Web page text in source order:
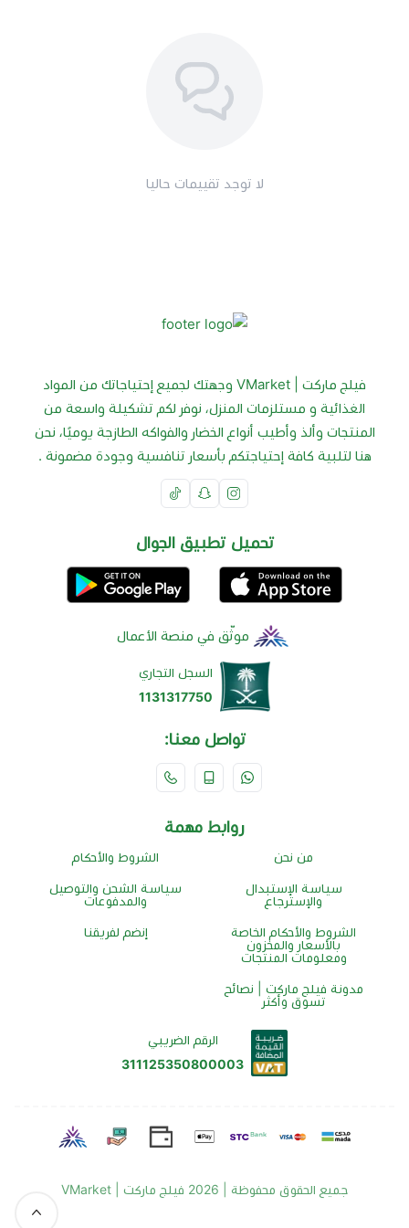
الغسالة حسب التعليمات للحصول على أفضل النتائج.
لا توجد تقييمات حاليا
فيلج ماركت | VMarket وجهتك لجميع إحتياجاتك من المواد
الغذائية و مستلزمات المنزل، نوفر لكم تشكيلة واسعة من
المنتجات وألذ وأطيب أنواع الخضار والفواكه الطازجة يوميًا، نحن
هنا لتلبية كافة إحتياجتكم بأسعار تنافسية وجودة مضمونة .
تحميل تطبيق الجوال
موثّق في منصة الأعمال
السجل التجاري
1131317750
تواصل معنا:
روابط مهمة
من نحن الشروط والأحكام
سياسة الإستبدال
والإسترجاع
سياسة الشحن والتوصيل
والمدفوعات
الشروط والأحكام الخاصة
بالأسعار والمخزون
ومعلومات المنتجات
إنضم لفريقنا
مدونة فيلج ماركت | نصائح
تسوق وأكثر
الرقم الضريبي
311125350800003
جميع الحقوق محفوظة | 2026 فيلج ماركت | VMarket